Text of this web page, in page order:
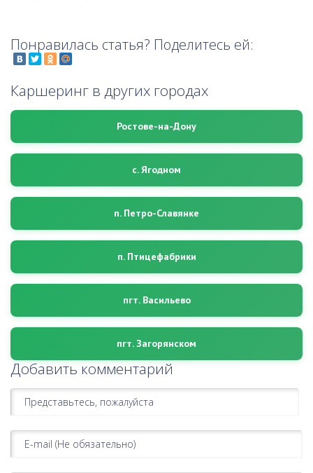
Понравилась статья? Поделитесь ей:
Каршеринг в других городах
Ростове-на-Дону
с. Ягодном
п. Петро-Славянке
п. Птицефабрики
пгт. Васильево
пгт. Загорянском
Добавить комментарий